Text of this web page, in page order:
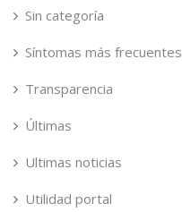
Sin categoría
Síntomas más frecuentes
Transparencia
Últimas
Ultimas noticias
Utilidad portal